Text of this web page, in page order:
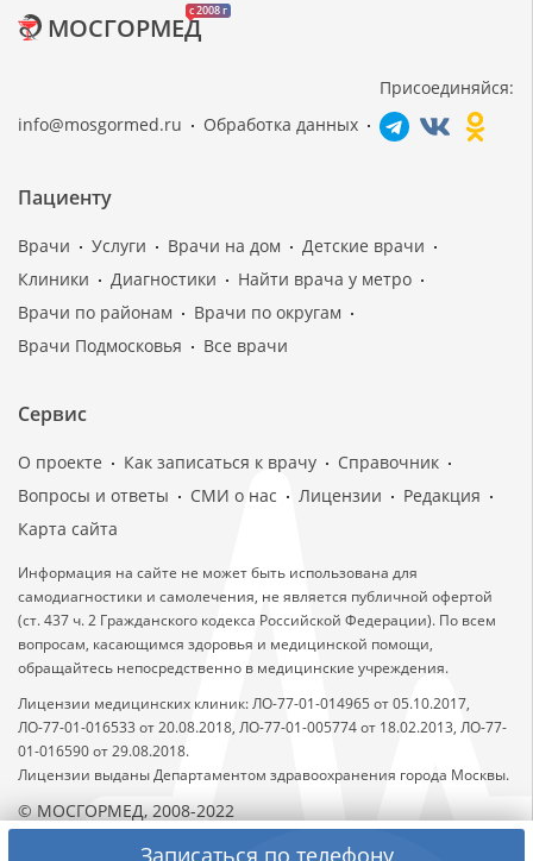
Записаться по телефону
c 2008 г
МОСГОРМЕД
info@mosgormed.ru Обработка данных
Присоединяйся:
Пациенту
Врачи Услуги Врачи на дом
Детские врачи
Клиники
Диагностики
Найти врача у метро
Врачи по районам
Врачи по округам
Врачи Подмосковья
Все врачи
Сервис
О проекте Как записаться к врачу
Справочник
Вопросы и ответы
СМИ о нас Лицензии
Редакция
Карта сайта
Информация на сайте не может быть использована для
самодиагностики и самолечения, не является публичной офертой
(ст. 437 ч. 2 Гражданского кодекса Российской Федерации). По всем
вопросам, касающимся здоровья и медицинской помощи,
обращайтесь непосредственно в медицинские учреждения.
Лицензии медицинских клиник: ЛО-77-01-014965 от 05.10.2017,
ЛО-77-01-016533 от 20.08.2018, ЛО-77-01-005774 от 18.02.2013, ЛО-77-
01-016590 от 29.08.2018.
Лицензии выданы Департаментом здравоохранения города Москвы.
© МОСГОРМЕД, 2008-2022